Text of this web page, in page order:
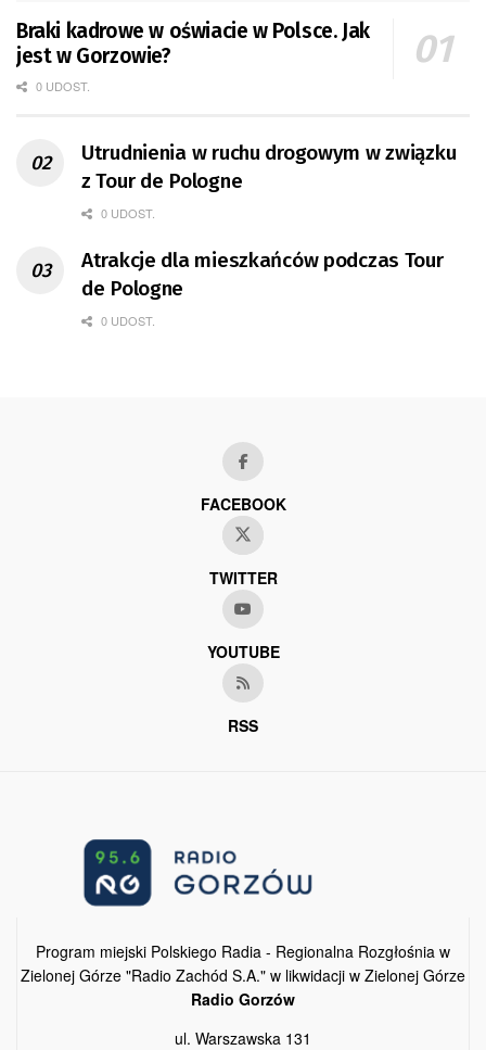
Braki kadrowe w oświacie w Polsce. Jak
jest w Gorzowie?
0 UDOST.
Utrudnienia w ruchu drogowym w związku
z Tour de Pologne
0 UDOST.
Atrakcje dla mieszkańców podczas Tour
de Pologne
0 UDOST.
FACEBOOK
TWITTER
YOUTUBE
RSS
Program miejski Polskiego Radia - Regionalna Rozgłośnia w
Zielonej Górze "Radio Zachód S.A." w likwidacji w Zielonej Górze
Radio Gorzów
ul. Warszawska 131